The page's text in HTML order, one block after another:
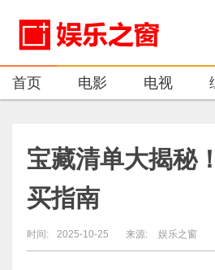
首页 电影 电视
宝藏清单大揭秘
买指南
时间: 2025-10-25 来源: 娱乐之窗